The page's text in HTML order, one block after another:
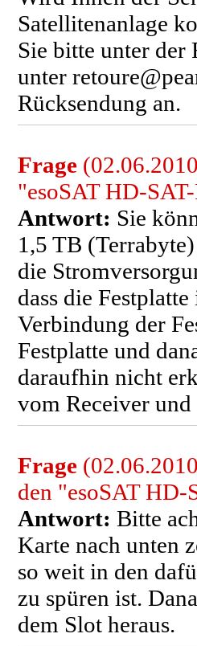
Satellitenanlage
Sie bitte unter
unter
Rücksendung an.
Frage
"esoSAT HD-
Antwort: Sie
1,5 TB
die
dass die
Verbindung der
Festplatte und
daraufhin nicht
vom Receiver
Frage
den "esoSAT HD-
Antwort: Bitte
Karte nach unten
so weit in den
zu spüren ist.
dem Slot heraus.